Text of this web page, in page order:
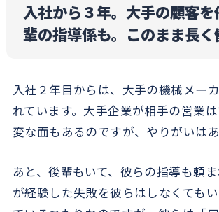
入社から３年。大手の顧客
輩の指導係も。このまま長
入社２年目からは、大手の機械メー
れています。大手企業が相手の営業
変な面もあるのですが、やりがいはあ
あと、後輩もいて、彼らの指導も頼
が経験した失敗を彼らはしなくても